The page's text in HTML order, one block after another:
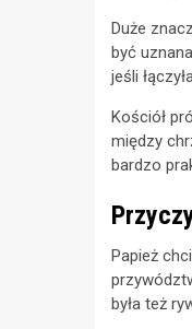
Duże
być
jeśli
Kościół
między
bardzo
Papież
była też